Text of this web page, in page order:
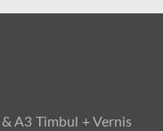
A3 Timbul + Vernis